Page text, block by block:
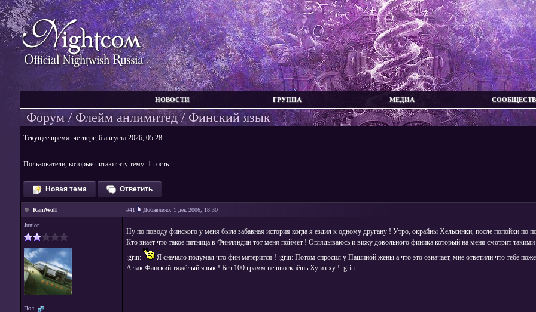
НОВОСТИ ГРУППА МЕДИА
Форум/Флейм анлимитед/ Финский язык
Текущее время: четверг, 6 августа 2026, 05:28
Пользователи, которые читают эту тему: 1 гость
Новая тема Ответить
RamWolf
Junior
Пол:
#41 Добавлено: 1 дек 2006, 18:30
Ну по поводу финского у меня была забавная история когда я ездил к одному другану ! Утро, окрайны Хельсинки, после попойки
Кто знает что такое пятница в Финляндии тот меня поймёт ! Оглядываюсь и вижу довольного финика который на меня смотрит
:grin:
Я сначало подумал что фин матерится ! :grin: Потом спросил у Пашиной жены а что это означает, мне ответили что тебе
А так Финский тяжёлый язык ! Без 100 грамм не ввоткнёшь Ху из ху ! :grin: